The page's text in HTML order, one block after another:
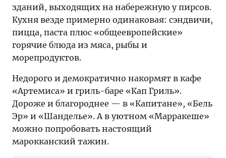
зданий, выходящих на набережную у пирсов.
Кухня везде примерно одинаковая: сэндвичи,
пицца, паста плюс «общеевропейские»
горячие блюда из мяса, рыбы и
морепродуктов.
Недорого и демократично накормят в кафе
«Артемиса» и гриль-баре «Кап Гриль».
Дороже и благороднее — в «Капитане», «Бель
Эр» и «Шанделье». А в уютном «Марракеше»
можно попробовать настоящий
марокканский тажин.